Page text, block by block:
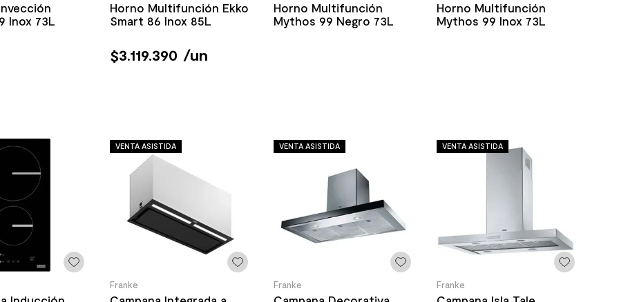
Inox 73L
Horno Multifunción Ekko
Smart 86 Inox 85L
$3.119.390 /un
Horno Multifunción
Mythos 99 Negro 73L
Horno Multifunción
Mythos 99 Inox 73L
VENTA ASISTIDA
Franke
VENTA ASISTIDA
Franke
VENTA ASISTIDA
Franke